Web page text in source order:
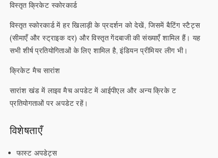
विस्तृत क्रिकेट स्कोरकार्ड
विस्तृत स्कोरकार्ड में हर खिलाड़ी के प्रदर्शन को देखें, जिसमें बैटिंग स्टैट्स
(सीमाएँ और स्ट्राइक दर) और विस्तृत गेंदबाजी की संख्याएँ शामिल हैं। यह
सभी शीर्ष प्रतियोगिताओं के लिए शामिल है, इंडियन प्रीमियर लीग भी।
क्रिकेट मैच सारांश
सारांश खंड में लाइव मैच अपडेट में आईपीएल और अन्य क्रिके ट
प्रतियोगताओं पर अपडेट रहें।
विशेषताएँ
फास्ट अपडेट्स